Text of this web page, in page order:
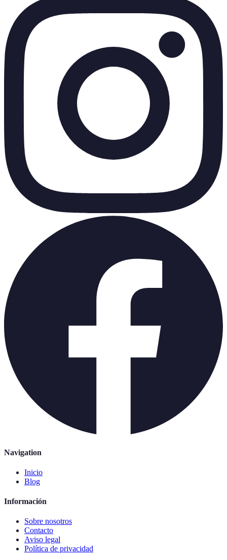
Navigation
Inicio
Blog
Información
Sobre nosotros
Contacto
Aviso legal
Política de privacidad